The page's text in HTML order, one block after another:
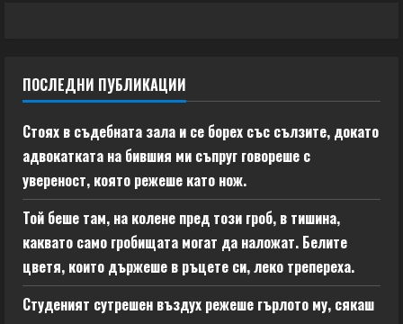
ПОСЛЕДНИ ПУБЛИКАЦИИ
Стоях в съдебната зала и се борех със сълзите, докато
адвокатката на бившия ми съпруг говореше с
увереност, която режеше като нож.
Той беше там, на колене пред този гроб, в тишина,
каквато само гробищата могат да наложат. Белите
цветя, които държеше в ръцете си, леко трепереха.
Студеният сутрешен въздух режеше гърлото му, сякаш